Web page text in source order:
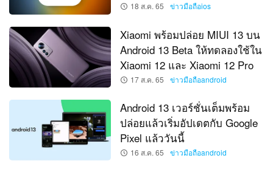
18 ส.ค. 65 ข่าวมือถือios
Xiaomi พร้อมปล่อย MIUI 13 บน
Android 13 Beta ให้ทดลองใช้ใน
Xiaomi 12 และ Xiaomi 12 Pro
17 ส.ค. 65 ข่าวมือถือandroid
Android 13 เวอร์ชั่นเต็มพร้อม
ปล่อยแล้วเริ่มอัปเดตกับ Google
Pixel แล้ววันนี้
16 ส.ค. 65 ข่าวมือถือandroid